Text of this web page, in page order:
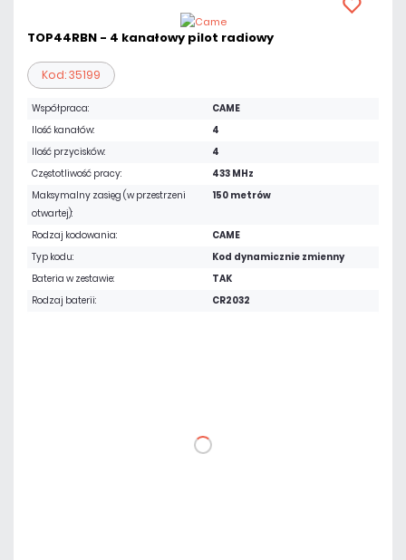
TOP44RBN - 4 kanałowy pilot radiowy
Kod: 35199
Współpraca:
CAME
Ilość kanałów:
4
Ilość przycisków:
4
Częstotliwość pracy:
433 MHz
Maksymalny zasięg (w przestrzeni
otwartej):
150 metrów
Rodzaj kodowania:
CAME
Typ kodu:
Kod dynamicznie zmienny
Bateria w zestawie:
TAK
Rodzaj baterii:
CR2032
DO KOSZYKA